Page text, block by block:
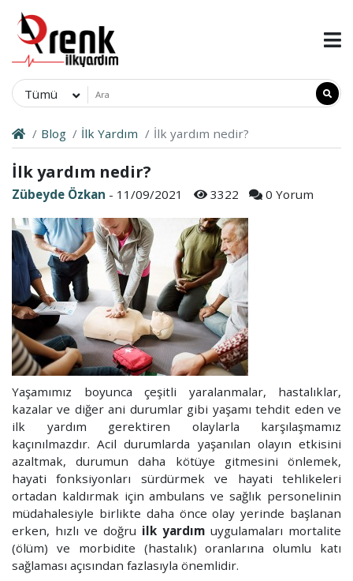
Tümü
Blog İlk Yardım İlk yardım nedir?
İlk yardım nedir?
Zübeyde Özkan - 11/09/2021 3322 0 Yorum
Yaşamımız boyunca çeşitli yaralanmalar, hastalıklar,
kazalar ve diğer ani durumlar gibi yaşamı tehdit eden ve
ilk yardım gerektiren olaylarla karşılaşmamız
kaçınılmazdır. Acil durumlarda yaşanılan olayın etkisini
azaltmak, durumun daha kötüye gitmesini önlemek,
hayati fonksiyonları sürdürmek ve hayati tehlikeleri
ortadan kaldırmak için ambulans ve sağlık personelinin
müdahalesiyle birlikte daha önce olay yerinde başlanan
erken, hızlı ve doğru ilk yardım uygulamaları mortalite
(ölüm) ve morbidite (hastalık) oranlarına olumlu katı
sağlaması açısından fazlasıyla önemlidir.